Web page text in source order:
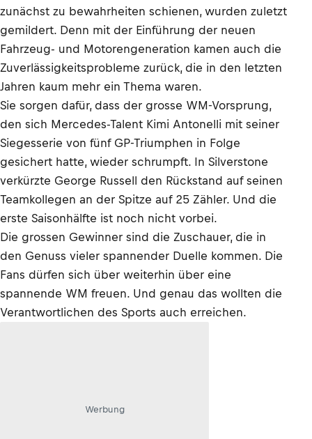
zunächst zu bewahrheiten schienen, wurden zuletzt
gemildert. Denn mit der Einführung der neuen
Fahrzeug- und Motorengeneration kamen auch die
Zuverlässigkeitsprobleme zurück, die in den letzten
Jahren kaum mehr ein Thema waren.
Sie sorgen dafür, dass der grosse WM-Vorsprung,
den sich Mercedes-Talent Kimi Antonelli mit seiner
Siegesserie von fünf GP-Triumphen in Folge
gesichert hatte, wieder schrumpft. In Silverstone
verkürzte George Russell den Rückstand auf seinen
Teamkollegen an der Spitze auf 25 Zähler. Und die
erste Saisonhälfte ist noch nicht vorbei.
Die grossen Gewinner sind die Zuschauer, die in
den Genuss vieler spannender Duelle kommen. Die
Fans dürfen sich über weiterhin über eine
spannende WM freuen. Und genau das wollten die
Verantwortlichen des Sports auch erreichen.
Werbung